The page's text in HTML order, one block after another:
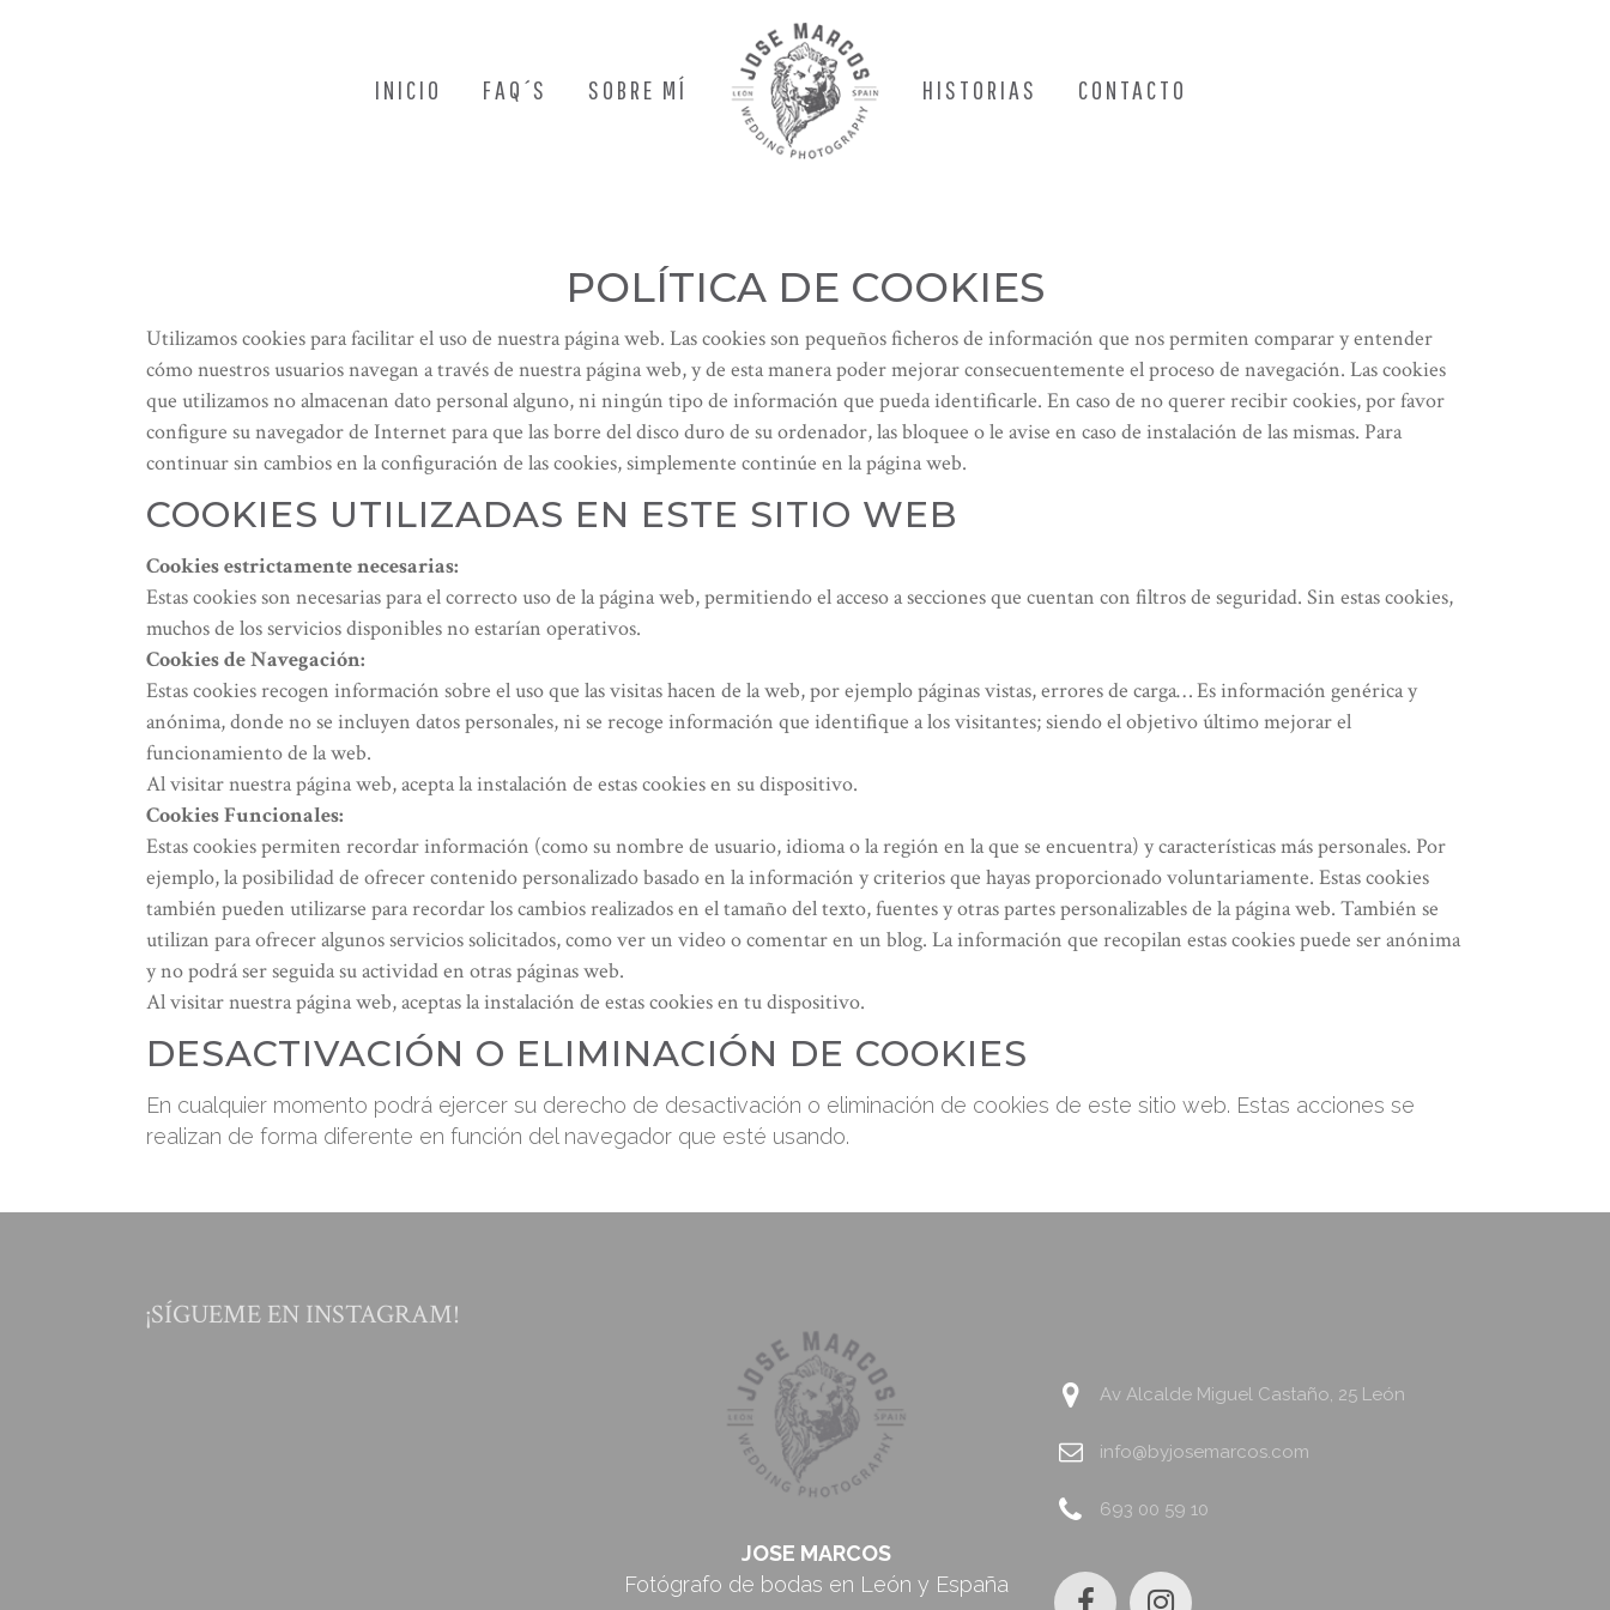
INICIO FAQ´S SOBRE MÍ HISTORIAS CONTACTO
POLÍTICA DE COOKIES
Utilizamos cookies para facilitar el uso de nuestra página web. Las cookies son pequeños ficheros de información que nos permiten comparar y entender
cómo nuestros usuarios navegan a través de nuestra página web, y de esta manera poder mejorar consecuentemente el proceso de navegación. Las cookies
que utilizamos no almacenan dato personal alguno, ni ningún tipo de información que pueda identificarle. En caso de no querer recibir cookies, por favor
configure su navegador de Internet para que las borre del disco duro de su ordenador, las bloquee o le avise en caso de instalación de las mismas. Para
continuar sin cambios en la configuración de las cookies, simplemente continúe en la página web.
COOKIES UTILIZADAS EN ESTE SITIO WEB
Cookies estrictamente necesarias:
Estas cookies son necesarias para el correcto uso de la página web, permitiendo el acceso a secciones que cuentan con filtros de seguridad. Sin estas cookies,
muchos de los servicios disponibles no estarían operativos.
Cookies de Navegación:
Estas cookies recogen información sobre el uso que las visitas hacen de la web, por ejemplo páginas vistas, errores de carga… Es información genérica y
anónima, donde no se incluyen datos personales, ni se recoge información que identifique a los visitantes; siendo el objetivo último mejorar el
funcionamiento de la web.
Al visitar nuestra página web, acepta la instalación de estas cookies en su dispositivo.
Cookies Funcionales:
Estas cookies permiten recordar información (como su nombre de usuario, idioma o la región en la que se encuentra) y características más personales. Por
ejemplo, la posibilidad de ofrecer contenido personalizado basado en la información y criterios que hayas proporcionado voluntariamente. Estas cookies
también pueden utilizarse para recordar los cambios realizados en el tamaño del texto, fuentes y otras partes personalizables de la página web. También se
utilizan para ofrecer algunos servicios solicitados, como ver un video o comentar en un blog. La información que recopilan estas cookies puede ser anónima
y no podrá ser seguida su actividad en otras páginas web.
Al visitar nuestra página web, aceptas la instalación de estas cookies en tu dispositivo.
DESACTIVACIÓN O ELIMINACIÓN DE COOKIES
En cualquier momento podrá ejercer su derecho de desactivación o eliminación de cookies de este sitio web. Estas acciones se
realizan de forma diferente en función del navegador que esté usando.
¡SÍGUEME EN INSTAGRAM!
JOSE MARCOS
Fotógrafo de bodas en León y España
Av Alcalde Miguel Castaño, 25 León
info@byjosemarcos.com
693 00 59 10